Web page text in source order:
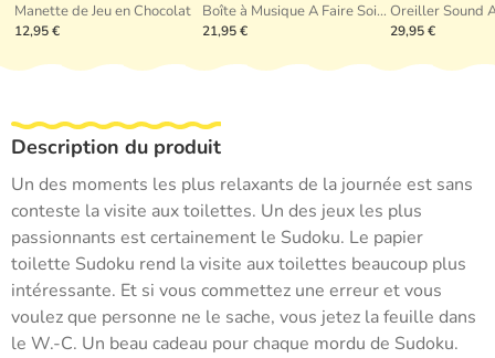
Manette de Jeu en Chocolat
12,95 €
Boîte à Musique A Faire Soi-Même
21,95 €
Oreiller Sound
29,95 €
Description du produit
Un des moments les plus relaxants de la journée est sans
conteste la visite aux toilettes. Un des jeux les plus
passionnants est certainement le Sudoku. Le papier
toilette Sudoku rend la visite aux toilettes beaucoup plus
intéressante. Et si vous commettez une erreur et vous
voulez que personne ne le sache, vous jetez la feuille dans
le W.-C. Un beau cadeau pour chaque mordu de Sudoku.